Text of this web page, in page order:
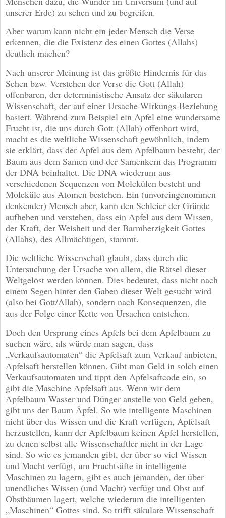
unserer Erde) zu sehen und zu begreifen.
Aber warum kann nicht ein jeder Mensch die Verse
erkennen, die die Existenz des einen Gottes (Allahs)
deutlich machen?
Nach unserer Meinung ist das größte Hindernis für das
Sehen bzw. Verstehen der Verse die Gott (Allah)
offenbaren, der deterministische Ansatz der säkularen
Wissenschaft, der auf einer Ursache-Wirkungs-Beziehung
basiert. Während zum Beispiel ein Apfel eine wundersame
Frucht ist, die uns durch Gott (Allah) offenbart wird,
macht es die weltliche Wissenschaft gewöhnlich, indem
sie erklärt, dass der Apfel aus dem Apfelbaum besteht, der
Baum aus dem Samen und der Samenkern das Programm
der DNA beinhaltet. Die DNA wiederum aus
verschiedenen Sequenzen von Molekülen besteht und
Moleküle aus Atomen bestehen. Ein (unvoreingenommen
denkender) Mensch aber, kann den Schleier der Gründe
aufheben und verstehen, dass ein Apfel aus dem Wissen,
der Kraft, der Weisheit und der Barmherzigkeit Gottes
(Allahs), des Allmächtigen, stammt.
Die weltliche Wissenschaft glaubt, dass durch die
Untersuchung der Ursache von allem, die Rätsel dieser
Weltgelöst werden können. Dies bedeutet, dass nicht nach
einem Segen hinter den Gaben dieser Welt gesucht wird
(also bei Gott/Allah), sondern nach Konsequenzen, die
aus der Folge einer Kette von Ursachen entstehen.
Doch den Ursprung eines Apfels bei dem Apfelbaum zu
suchen wäre, als würde man sagen, dass
„Verkaufsautomaten“ die Apfelsaft zum Verkauf anbieten,
Apfelsaft herstellen können. Gibt man Geld in solch einen
Verkaufsautomaten und tippt den Apfelsaftcode ein, so
gibt die Maschine Apfelsaft aus. Wenn wir dem
Apfelbaum Wasser und Dünger anstelle von Geld geben,
gibt uns der Baum Äpfel. So wie intelligente Maschinen
nicht über das Wissen und die Kraft verfügen, Apfelsaft
herzustellen, kann der Apfelbaum keinen Apfel herstellen,
zu denen selbst alle Wissenschaftler nicht in der Lage
sind. So wie es jemanden gibt, der über so viel Wissen
und Macht verfügt, um Fruchtsäfte in intelligente
Maschinen zu lagern, gibt es auch jemanden, der über
unendliches Wissen (und Macht) verfügt und Obst auf
Obstbäumen lagert, welche wiederum die intelligenten
„Maschinen“ Gottes sind. So trifft säkulare Wissenschaft